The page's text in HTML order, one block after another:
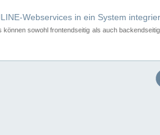
Webservices in ein System
können sowohl frontendseitig als auch